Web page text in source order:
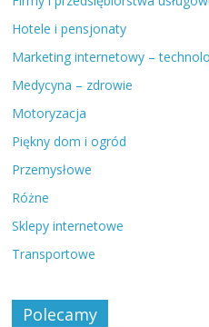
Hotele i pensjonaty
Marketing internetowy –
Medycyna – zdrowie
Motoryzacja
Piękny dom i ogród
Przemysłowe
Różne
Sklepy internetowe
Transportowe
Polecamy